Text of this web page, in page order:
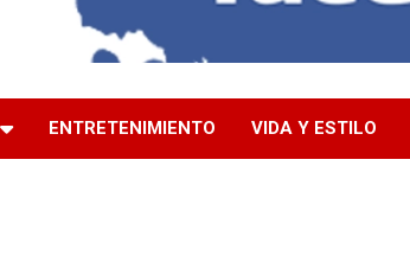
ENTRETENIMIENTO VIDA Y ESTILO